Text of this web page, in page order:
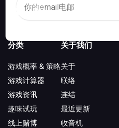
分类
游戏概率 & 策略
游戏计算器
游戏资讯
趣味试玩
线上赌博
关于我们
关于
联络
连结
最近更新
收音机